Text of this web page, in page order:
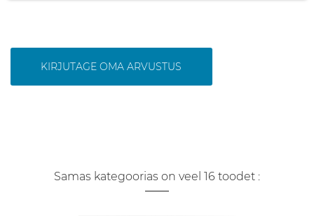
KIRJUTAGE OMA ARVUSTUS
Samas kategoorias on veel 16 toodet :